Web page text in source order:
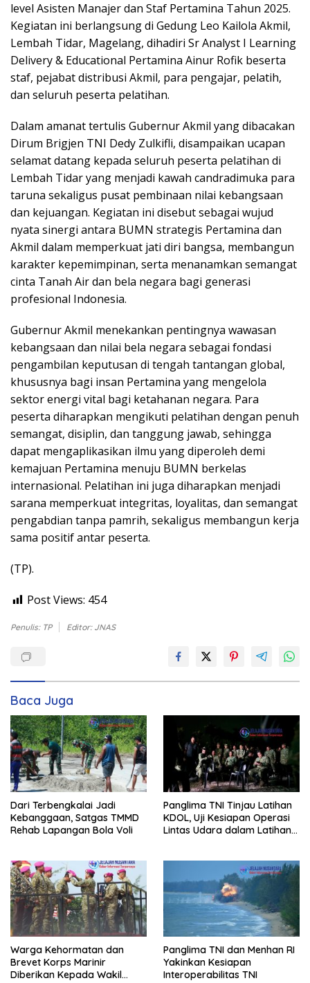
level Asisten Manajer dan Staf Pertamina Tahun 2025.
Kegiatan ini berlangsung di Gedung Leo Kailola Akmil,
Lembah Tidar, Magelang, dihadiri Sr Analyst I Learning
Delivery & Educational Pertamina Ainur Rofik beserta
staf, pejabat distribusi Akmil, para pengajar, pelatih,
dan seluruh peserta pelatihan.
Dalam amanat tertulis Gubernur Akmil yang dibacakan
Dirum Brigjen TNI Dedy Zulkifli, disampaikan ucapan
selamat datang kepada seluruh peserta pelatihan di
Lembah Tidar yang menjadi kawah candradimuka para
taruna sekaligus pusat pembinaan nilai kebangsaan
dan kejuangan. Kegiatan ini disebut sebagai wujud
nyata sinergi antara BUMN strategis Pertamina dan
Akmil dalam memperkuat jati diri bangsa, membangun
karakter kepemimpinan, serta menanamkan semangat
cinta Tanah Air dan bela negara bagi generasi
profesional Indonesia.
Gubernur Akmil menekankan pentingnya wawasan
kebangsaan dan nilai bela negara sebagai fondasi
pengambilan keputusan di tengah tantangan global,
khususnya bagi insan Pertamina yang mengelola
sektor energi vital bagi ketahanan negara. Para
peserta diharapkan mengikuti pelatihan dengan penuh
semangat, disiplin, dan tanggung jawab, sehingga
dapat mengaplikasikan ilmu yang diperoleh demi
kemajuan Pertamina menuju BUMN berkelas
internasional. Pelatihan ini juga diharapkan menjadi
sarana memperkuat integritas, loyalitas, dan semangat
pengabdian tanpa pamrih, sekaligus membangun kerja
sama positif antar peserta.
(TP).
Post Views: 454
Penulis: TP Editor: JNAS
Baca Juga
Dari Terbengkalai Jadi
Kebanggaan, Satgas TMMD
Rehab Lapangan Bola Voli
Panglima TNI Tinjau Latihan
KDOL, Uji Kesiapan Operasi
Lintas Udara dalam Latihan
Warga Kehormatan dan
Brevet Korps Marinir
Diberikan Kepada Wakil
Panglima TNI dan Menhan RI
Yakinkan Kesiapan
Interoperabilitas TNI